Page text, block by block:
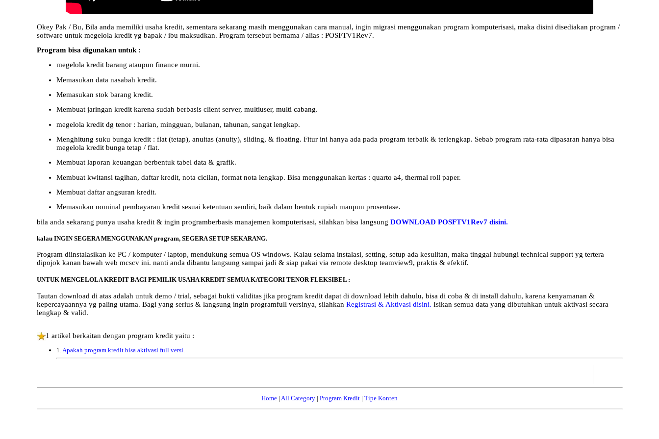
Okey Pak / Bu, Bila anda memiliki usaha kredit, sementara sekarang masih menggunakan cara manual, ingin migrasi menggunakan program komputerisasi, maka disini disediakan program /
software untuk megelola kredit yg bapak / ibu maksudkan. Program tersebut bernama / alias : POSFTV1Rev7.
Program bisa digunakan untuk :
megelola kredit barang ataupun finance murni.
Memasukan data nasabah kredit.
Memasukan stok barang kredit.
Membuat jaringan kredit karena sudah berbasis client server, multiuser, multi cabang.
megelola kredit dg tenor : harian, mingguan, bulanan, tahunan, sangat lengkap.
Menghitung suku bunga kredit : flat (tetap), anuitas (anuity), sliding, & floating. Fitur ini hanya ada pada program terbaik & terlengkap. Sebab program rata-rata dipasaran hanya bisa
megelola kredit bunga tetap / flat.
Membuat laporan keuangan berbentuk tabel data & grafik.
Membuat kwitansi tagihan, daftar kredit, nota cicilan, format nota lengkap. Bisa menggunakan kertas : quarto a4, thermal roll paper.
Membuat daftar angsuran kredit.
Memasukan nominal pembayaran kredit sesuai ketentuan sendiri, baik dalam bentuk rupiah maupun prosentase.
bila anda sekarang punya usaha kredit & ingin programberbasis manajemen komputerisasi, silahkan bisa langsung DOWNLOAD POSFTV1Rev7 disini.
kalau INGIN SEGERA MENGGUNAKAN program, SEGERA SETUP SEKARANG.
Program diinstalasikan ke PC / komputer / laptop, mendukung semua OS windows. Kalau selama instalasi, setting, setup ada kesulitan, maka tinggal hubungi technical support yg tertera
dipojok kanan bawah web mcscv ini. nanti anda dibantu langsung sampai jadi & siap pakai via remote desktop teamview9, praktis & efektif.
UNTUK MENGELOLA KREDIT BAGI PEMILIK USAHA KREDIT SEMUA KATEGORI TENOR FLEKSIBEL :
Tautan download di atas adalah untuk demo / trial, sebagai bukti validitas jika program kredit dapat di download lebih dahulu, bisa di coba & di install dahulu, karena kenyamanan &
kepercayaannya yg paling utama. Bagi yang serius & langsung ingin programfull versinya, silahkan Registrasi & Aktivasi disini. Isikan semua data yang dibutuhkan untuk aktivasi secara
lengkap & valid.
1 artikel berkaitan dengan program kredit yaitu :
1. Apakah program kredit bisa aktivasi full versi
Home | All Category | Program Kredit | Tipe Konten